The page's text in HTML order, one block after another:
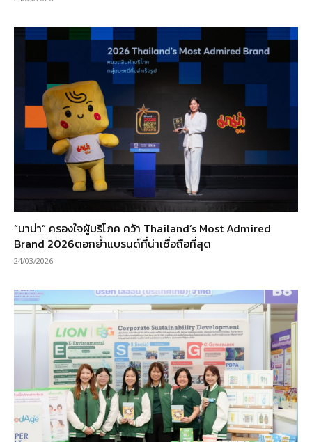
“มาม่า” ครองใจผู้บริโภค คว้า Thailand’s Most Admired
Brand 2026ตอกย้ำแบรนด์ที่น่าเชื่อถือที่สุด
24/03/2026